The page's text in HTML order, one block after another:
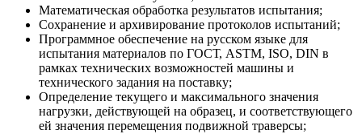
Математическая обработка результатов испытания;
Сохранение и архивирование протоколов испытаний;
Программное обеспечение на русском языке для
испытания материалов по ГОСТ, ASTM, ISO, DIN в
рамках технических возможностей машины и
технического задания на поставку;
Определение текущего и максимального значения
нагрузки, действующей на образец, и соответствующего
ей значения перемещения подвижной траверсы;